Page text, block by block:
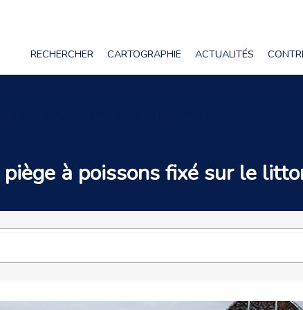
RECHERCHER CARTOGRAPHIE ACTUALITÉS
piège à poissonsfixé sur le